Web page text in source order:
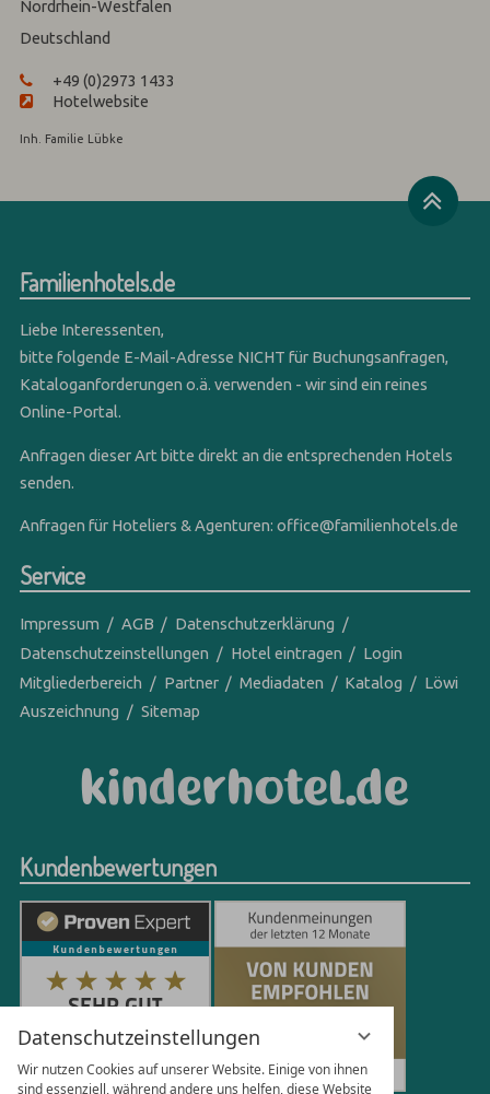
Datenschutzeinstellungen
Wir nutzen Cookies auf unserer Website. Einige von ihnen
sind essenziell, während andere uns helfen, diese Website
Nordrhein-Westfalen
Deutschland
+49 (0)2973 1433
Hotelwebsite
Inh. Familie Lübke
Familienhotels.de
Liebe Interessenten,
bitte folgende E-Mail-Adresse NICHT für Buchungsanfragen,
Kataloganforderungen o.ä. verwenden - wir sind ein reines
Online-Portal.
Anfragen dieser Art bitte direkt an die entsprechenden Hotels
senden.
Anfragen für Hoteliers & Agenturen:office@familienhotels.de
Service
Impressum AGB
Datenschutzerklärung
Datenschutzeinstellungen
Hotel eintragen
Login
Mitgliederbereich
Partner Mediadaten Katalog
Löwi
Auszeichnung
Sitemap
Kundenbewertungen